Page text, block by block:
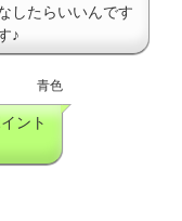
したらいいんです
♪
青色
ント